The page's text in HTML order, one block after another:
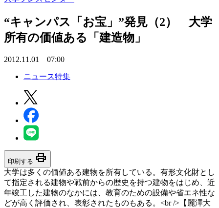
“キャンパス「お宝」”発見（2） 大学
所有の価値ある「建造物」
2012.11.01 07:00
ニュース特集
印刷する print
大学は多くの価値ある建物を所有している。有形文化財とし
て指定される建物や戦前からの歴史を持つ建物をはじめ、近
年竣工した建物のなかには、教育のための設備や省エネ性な
どが高く評価され、表彰されたものもある。<br />【麗澤大